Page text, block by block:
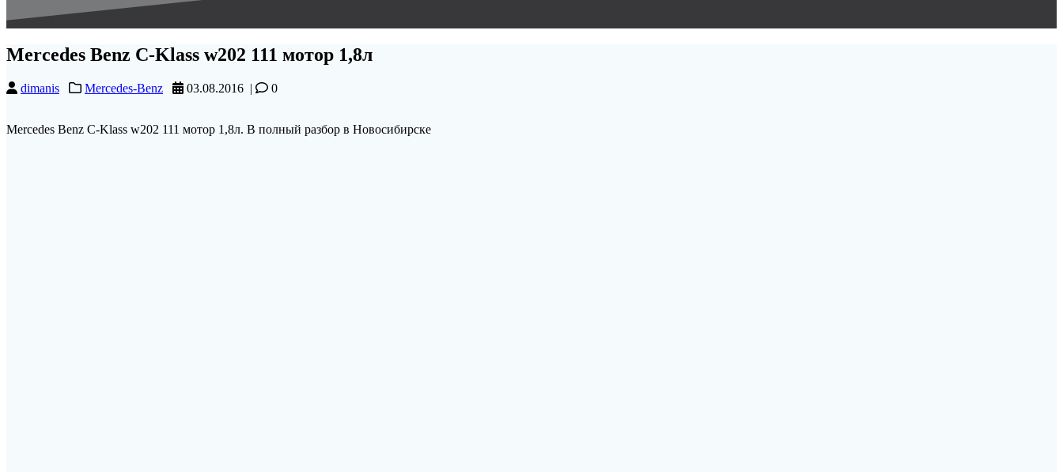
Mercedes Benz C-Klass w202 111 мотор 1,8л
dimanis Mercedes-Benz 03.08.2016 | 0
Mercedes Benz C-Klass w202 111 мотор 1,8л. В полный разбор в Новосибирске